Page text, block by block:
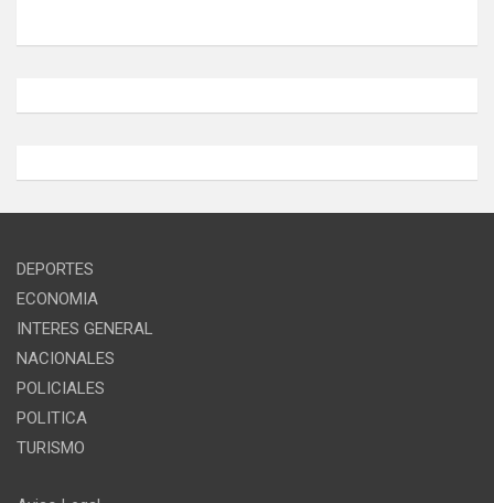
DEPORTES
ECONOMIA
INTERES GENERAL
NACIONALES
POLICIALES
POLITICA
TURISMO